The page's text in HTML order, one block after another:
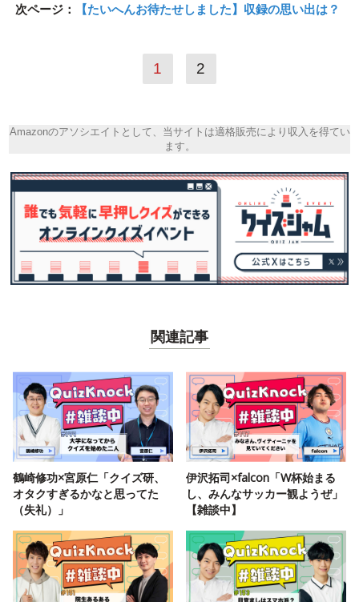
次ページ： 【たいへんお待たせしました】収録の思い出は？
1 2
Amazonのアソシエイトとして、当サイトは適格販売により収入を得てい
ます。
関連記事
鶴崎修功×宮原仁「クイズ研、
オタクすぎるかなと思ってた
（失礼）」
伊沢拓司×falcon「W杯始まる
し、みんなサッカー観ようぜ」
【雑談中】